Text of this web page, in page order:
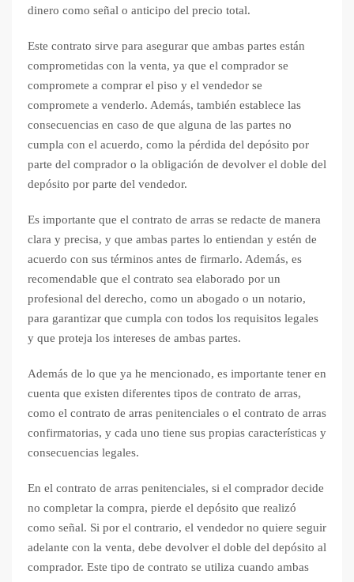
dinero como señal o anticipo del precio total.
Este contrato sirve para asegurar que ambas partes están
comprometidas con la venta, ya que el comprador se
compromete a comprar el piso y el vendedor se
compromete a venderlo. Además, también establece las
consecuencias en caso de que alguna de las partes no
cumpla con el acuerdo, como la pérdida del depósito por
parte del comprador o la obligación de devolver el doble del
depósito por parte del vendedor.
Es importante que el contrato de arras se redacte de manera
clara y precisa, y que ambas partes lo entiendan y estén de
acuerdo con sus términos antes de firmarlo. Además, es
recomendable que el contrato sea elaborado por un
profesional del derecho, como un abogado o un notario,
para garantizar que cumpla con todos los requisitos legales
y que proteja los intereses de ambas partes.
Además de lo que ya he mencionado, es importante tener en
cuenta que existen diferentes tipos de contrato de arras,
como el contrato de arras penitenciales o el contrato de arras
confirmatorias, y cada uno tiene sus propias características y
consecuencias legales.
En el contrato de arras penitenciales, si el comprador decide
no completar la compra, pierde el depósito que realizó
como señal. Si por el contrario, el vendedor no quiere seguir
adelante con la venta, debe devolver el doble del depósito al
comprador. Este tipo de contrato se utiliza cuando ambas